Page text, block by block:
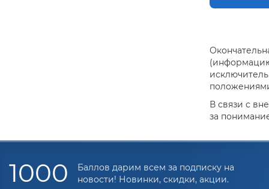
(информацию
В связи с
за
1000
Баллов дарим всем за подписку на
новости! Новинки, скидки, акции.